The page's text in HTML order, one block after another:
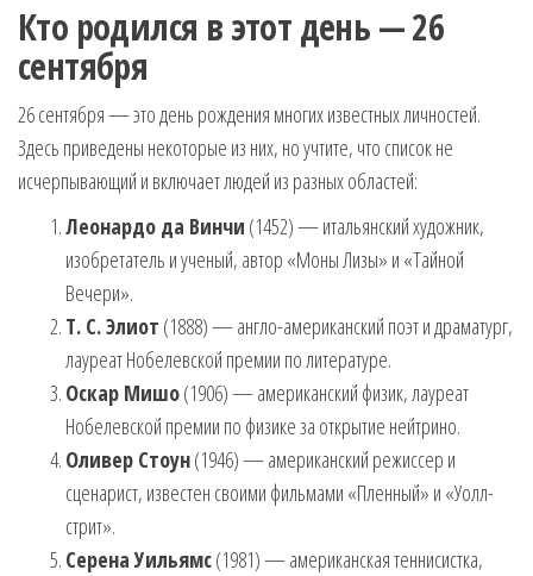
Кто родился в этот день — 26
сентября
26 сентября — это день рождения многих известных личностей.
Здесь приведены некоторые из них, но учтите, что список не
исчерпывающий и включает людей из разных областей:
Леонардо да Винчи (1452) — итальянский художник,
изобретатель и ученый, автор «Моны Лизы» и «Тайной
Вечери».
Т. С. Элиот (1888) — англо-американский поэт и драматург,
лауреат Нобелевской премии по литературе.
Оскар Мишо(1906) — американский физик, лауреат
Нобелевской премии по физике за открытие нейтрино.
Оливер Стоун(1946) — американский режиссер и
сценарист, известен своими фильмами «Пленный» и «Уолл-
стрит».
Серена Уильямс(1981) — американская теннисистка,